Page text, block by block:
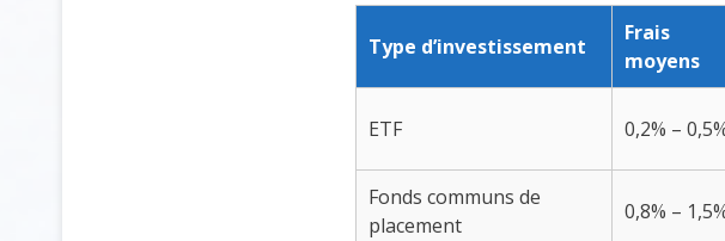
Type d’investissement
Frais
moyens
ETF 0,2% –
Fonds communs de
placement
0,8% –